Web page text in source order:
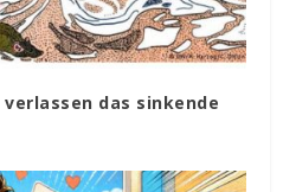
das sinkende